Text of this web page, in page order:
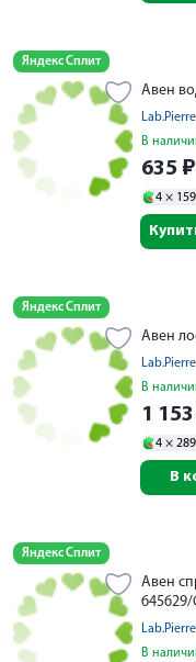
Яндекс Сплит
Авен
В
635 ₽
4 × 159
Яндекс Сплит
Авен
В
1 153
4 × 289
В
Яндекс Сплит
Авен
645629/
В